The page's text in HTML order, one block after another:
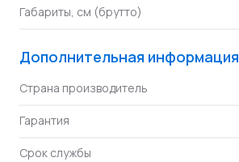
Габариты, см (брутто)
Дополнительная информация
Страна производитель
Гарантия
Срок службы